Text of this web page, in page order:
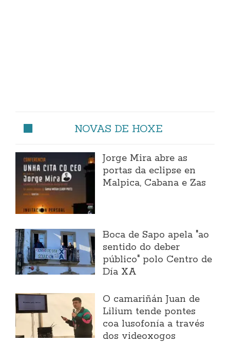
NOVAS DE HOXE
Jorge Mira abre as
portas da eclipse en
Malpica, Cabana e Zas
Boca de Sapo apela "ao
sentido do deber
público" polo Centro de
Día XA
O camariñán Juan de
Lilium tende pontes
coa lusofonía a través
dos videoxogos